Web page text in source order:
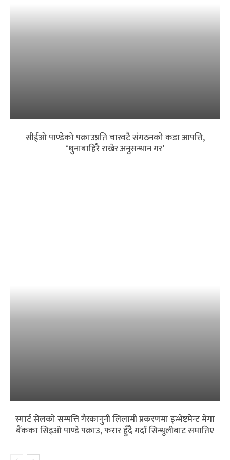
सीईओ पाण्डेको पक्राउप्रति चारवटै संगठनको कडा आपत्ति,
‘थुनाबाहिरै राखेर अनुसन्धान गर’
स्मार्ट सेलको सम्पत्ति गैरकानुनी लिलामी प्रकरणमा इन्भेष्टमेन्ट मेगा
बैंकका सिइओ पाण्डे पक्राउ, फरार हुँदै गर्दा सिन्धुलीबाट समातिए